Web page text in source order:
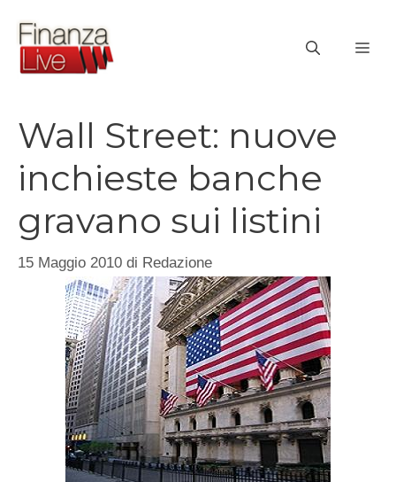
contenuto
Wall Street: nuove
inchieste banche
gravano sui listini
15 Maggio 2010 di Redazione